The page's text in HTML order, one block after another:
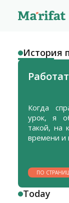
История
Когда
урок, я обычно отвечаю: «Прежде всего
такой, на
времени и
ПО
ИСТОРИИ
Today